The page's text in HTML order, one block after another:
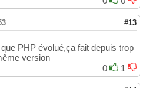
#13
PHP évolué,ça fait depuis trop
version
0
1